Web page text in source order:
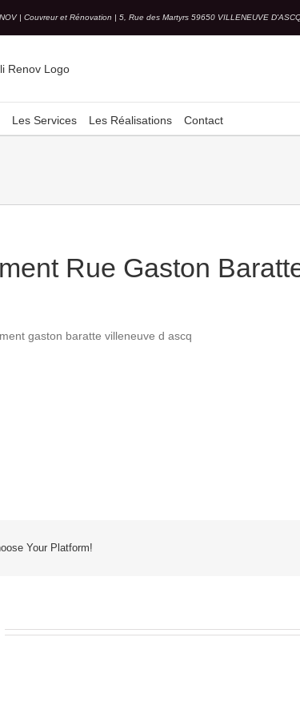
| Couvreur et Rénovation | 5, Rue des Martyrs 59650 VILLENEUVE
Les Services Les Réalisations Contact
Rue Gaston
Your Platform!